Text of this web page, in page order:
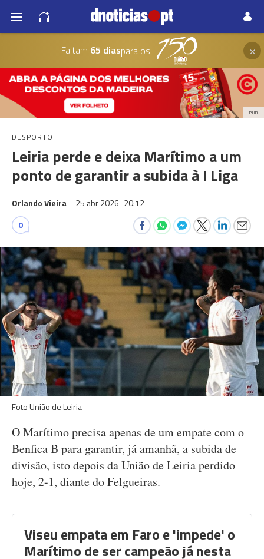
Faltam 65 diaspara os ×
PUB
DESPORTO
Leiria perde e deixa Marítimo a um
ponto de garantir a subida à I Liga
Orlando Vieira 25 abr 2026 20:12
0
Foto União de Leiria
O Marítimo precisa apenas de um empate com o
Benfica B para garantir, já amanhã, a subida de
divisão, isto depois da União de Leiria perdido
hoje, 2-1, diante do Felgueiras.
Viseu empata em Faro e 'impede' o
Marítimo de ser campeão já nesta